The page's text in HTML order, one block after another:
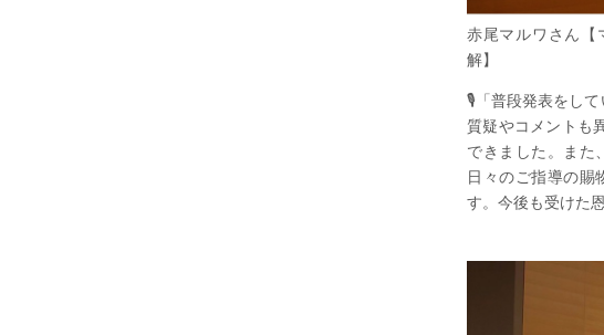
赤尾マルワさん【
解】
🎙️「普段発表をし
質疑やコメントも
できました。また
日々のご指導の賜
す。今後も受けた